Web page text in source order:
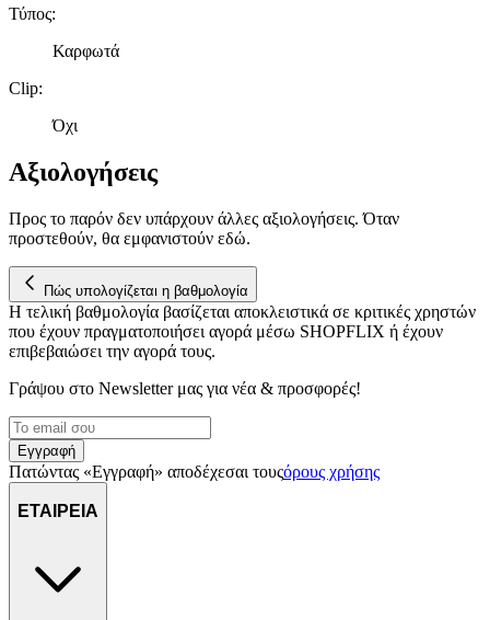
Τύπος:
Καρφωτά
Clip:
Όχι
Αξιολογήσεις
Προς το παρόν δεν υπάρχουν άλλες αξιολογήσεις. Όταν
προστεθούν, θα εμφανιστούν εδώ.
Πώς υπολογίζεται η βαθμολογία
Η τελική βαθμολογία βασίζεται αποκλειστικά σε κριτικές χρηστών
που έχουν πραγματοποιήσει αγορά μέσω SHOPFLIX ή έχουν
επιβεβαιώσει την αγορά τους.
Γράψου στο Νewsletter μας για νέα & προσφορές!
Εγγραφή
Πατώντας «Εγγραφή» αποδέχεσαι τουςόρους χρήσης
ΕΤΑΙΡΕΙΑ